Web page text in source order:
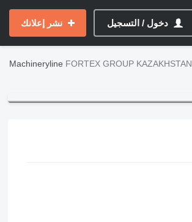
دخول / التسجيل نشر إعلانك
Machineryline FORTEX GROUP KAZAKHSTAN